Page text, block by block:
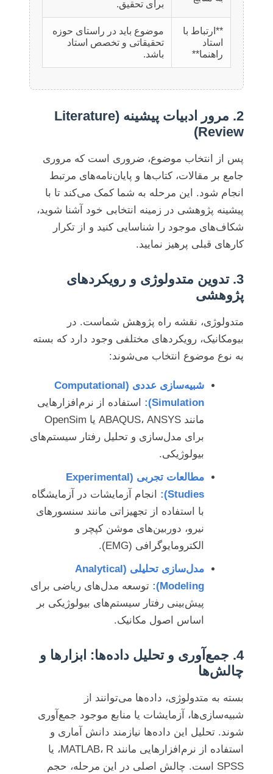
برای تحقیق.
**ارتباط با
استاد
راهنما**
موضوع باید در راستای حوزه
تحقیقاتی و تخصص استاد
باشد.
2. مرور ادبیات پیشینه (Literature
Review)
پس از انتخاب موضوع، ضروری است که مروری
جامع بر مقالات، کتاب‌ها و پایان‌نامه‌های مرتبط
انجام شود. این مرحله به شما کمک می‌کند تا با
پیشینه پژوهشی در زمینه انتخابی خود آشنا شوید،
شکاف‌های موجود را شناسایی کنید و از تکرار
کارهای قبلی پرهیز نمایید.
3. تدوین متدولوژی و رویکردهای
پژوهشی
متدولوژی، نقشه راه پژوهش شماست. در
بیومکانیک، رویکردهای مختلفی وجود دارد که بسته
به نوع موضوع انتخاب می‌شوند:
شبیه‌سازی عددی (Computational
Simulation):
استفاده از نرم‌افزارهایی
مانند ABAQUS، ANSYS یا OpenSim
برای مدل‌سازی و تحلیل رفتار سیستم‌های
بیولوژیکی.
مطالعات تجربی (Experimental
Studies):
انجام آزمایشات در آزمایشگاه
با استفاده از تجهیزاتی مانند سنسورهای
نیرو، دوربین‌های موشن کپچر و
الکترومایوگرافی (EMG).
مدل‌سازی تحلیلی (Analytical
Modeling):
توسعه مدل‌های ریاضی برای
پیش‌بینی رفتار سیستم‌های بیولوژیکی بر
اساس اصول مکانیک.
4. جمع‌آوری و تحلیل داده‌ها: ابزارها و
چالش‌ها
بسته به متدولوژی، داده‌ها می‌توانند از
شبیه‌سازی‌ها، آزمایشات یا منابع موجود جمع‌آوری
شوند. تحلیل این داده‌ها نیازمند دانش آماری و
استفاده از نرم‌افزارهایی مانند MATLAB، R، یا
SPSS است. چالش اصلی در این مرحله، حجم